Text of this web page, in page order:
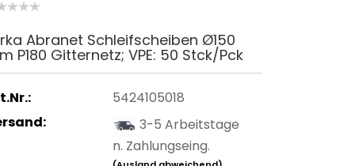
Abranet Schleifscheiben Ø150
P180 Gitternetz; VPE: 50 Stck/Pck
5424105018
3-5 Arbeitstage
n. Zahlungseing.